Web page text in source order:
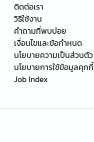
ติดต่อเรา
วิธีใช้งาน
คำถามที่พบบ่อย
เงื่อนไขและข้อกำหนด
นโยบายความเป็นส่วนตัว
นโยบายการใช้ข้อมูลคุกกี้
Job Index